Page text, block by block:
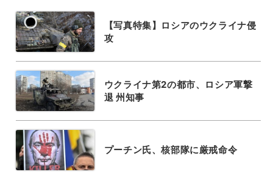
【写真特集】ロシアのウクライナ侵
攻
ウクライナ第2の都市、ロシア軍撃
退 州知事
プーチン氏、核部隊に厳戒命令